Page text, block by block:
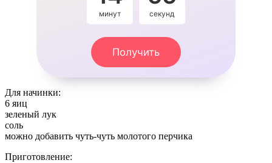
минут секунды
Получить
Для начинки:
6 яиц
зеленый лук
соль
можно добавить чуть-чуть молотого перчика
Приготовление: